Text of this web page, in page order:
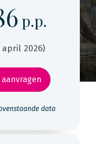
p.p.
april 2026)
data